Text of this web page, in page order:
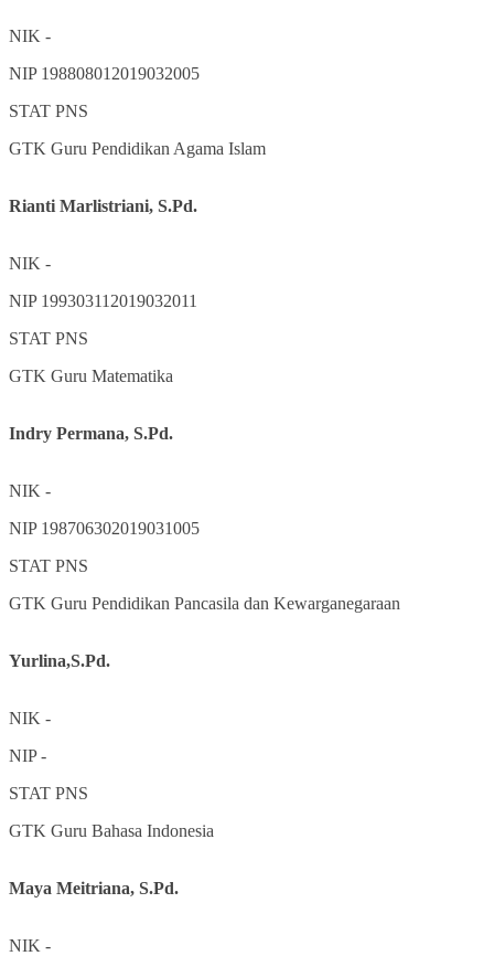
NIK -
NIP 198808012019032005
STAT PNS
GTK Guru Pendidikan Agama Islam
Rianti Marlistriani, S.Pd.
NIK -
NIP 199303112019032011
STAT PNS
GTK Guru Matematika
Indry Permana, S.Pd.
NIK -
NIP 198706302019031005
STAT PNS
GTK Guru Pendidikan Pancasila dan Kewarganegaraan
Yurlina,S.Pd.
NIK -
NIP-
STAT PNS
GTK Guru Bahasa Indonesia
Maya Meitriana, S.Pd.
NIK -